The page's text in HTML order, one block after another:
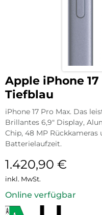
Apple iPhone 17
Tiefblau
iPhone 17 Pro Max. Das
Brillantes 6,9″ Display,
Chip, 48 MP Rückkameras
Batterielaufzeit.
1.420,90 €
inkl. MwSt.
Online verfügbar